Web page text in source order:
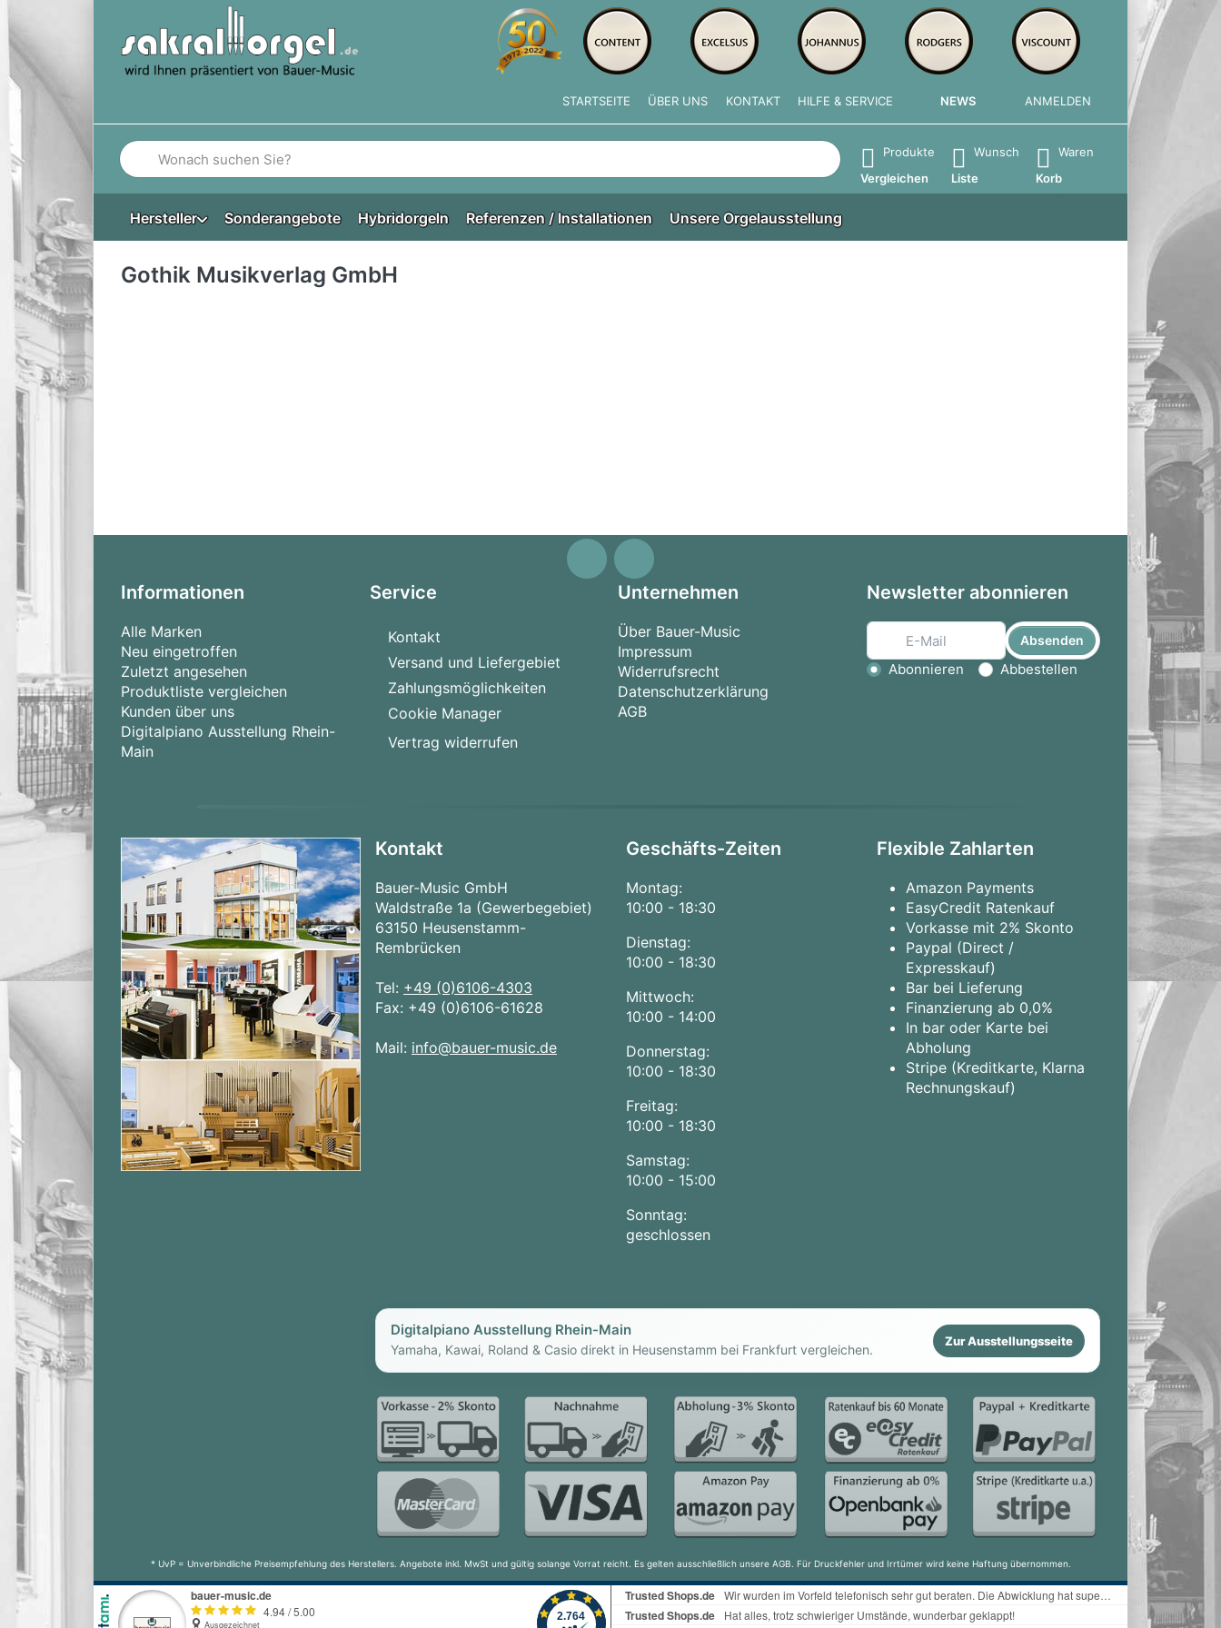
STARTSEITE ÜBER UNS KONTAKT HILFE & SERVICE NEWS ANMELDEN
Geben Sie einen Suchbegriff ein. Während Sie tippen, erscheinen automatisch erste Ergebnisse. Drücken Sie die Eingabetaste, um alle Ergebnisse aufzurufen.
Produkte
Vergleichen
Wunsch
Liste
Waren
Korb
Hersteller Sonderangebote Hybridorgeln Referenzen / Installationen Unsere Orgelausstellung
Gothik Musikverlag GmbH
Informationen
Alle Marken
Neu eingetroffen
Zuletzt angesehen
Produktliste vergleichen
Kunden über uns
Digitalpiano Ausstellung Rhein-
Main
Service
Kontakt
Versand und Liefergebiet
Zahlungsmöglichkeiten
Cookie Manager
Vertrag widerrufen
Unternehmen
Über Bauer-Music
Impressum
Widerrufsrecht
Datenschutzerklärung
AGB
Newsletter abonnieren
Absenden
Aktion wählen
Abonnieren Abbestellen
Kontakt
Bauer-Music GmbH
Waldstraße 1a (Gewerbegebiet)
63150 Heusenstamm-
Rembrücken
Tel: +49 (0)6106-4303
Fax: +49 (0)6106-61628
Mail: info@bauer-music.de
Geschäfts-Zeiten
Montag:
10:00 - 18:30
Dienstag:
10:00 - 18:30
Mittwoch:
10:00 - 14:00
Donnerstag:
10:00 - 18:30
Freitag:
10:00 - 18:30
Samstag:
10:00 - 15:00
Sonntag:
geschlossen
Flexible Zahlarten
Amazon Payments
EasyCredit Ratenkauf
Vorkasse mit 2% Skonto
Paypal (Direct /
Expresskauf)
Bar bei Lieferung
Finanzierung ab 0,0%
In bar oder Karte bei
Abholung
Stripe (Kreditkarte, Klarna
Rechnungskauf)
Digitalpiano Ausstellung Rhein-Main
Yamaha, Kawai, Roland & Casio direkt in Heusenstamm bei Frankfurt vergleichen.
Zur Ausstellungsseite
* UvP = Unverbindliche Preisempfehlung des Herstellers. Angebote inkl. MwSt und gültig solange Vorrat reicht. Es gelten ausschließlich unsere AGB. Für Druckfehler und Irrtümer wird keine Haftung übernommen.